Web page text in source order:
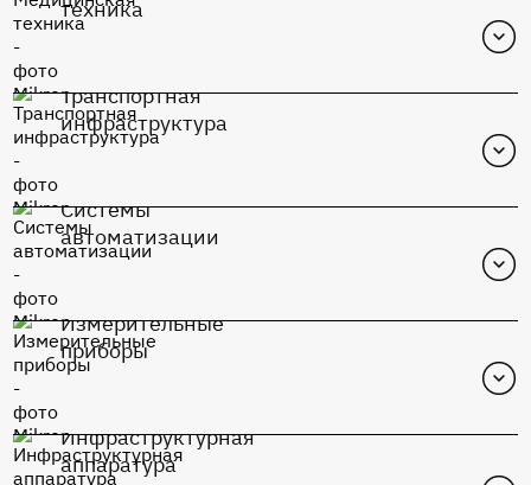
К1948ВК015
Перейти в каталог
К1948ВК015
Перейти в каталог
К1948ВК015
Перейти в каталог
техника
К1948ВК015
Перейти в каталог
Транспортная
инфраструктура
К1948ВК015
Системы
автоматизации
Измерительные
приборы
Инфраструктурная
аппаратура